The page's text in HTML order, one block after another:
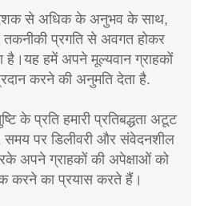
से अधिक के अनुभव के साथ,
प्रगति से अवगत होकर
है।यह हमें अपने मूल्यवान ग्राहकों
करने की अनुमति देता है.
के प्रति हमारी प्रतिबद्धता अटूट
समय पर डिलीवरी और संवेदनशील
अपने ग्राहकों की अपेक्षाओं को
करने का प्रयास करते हैं।